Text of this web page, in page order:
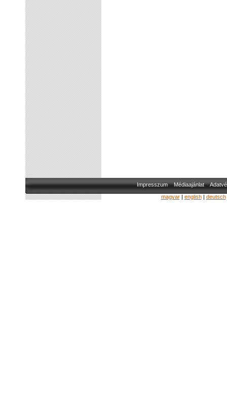
Impresszum Médiaajánlat
magyar| english| deutsch